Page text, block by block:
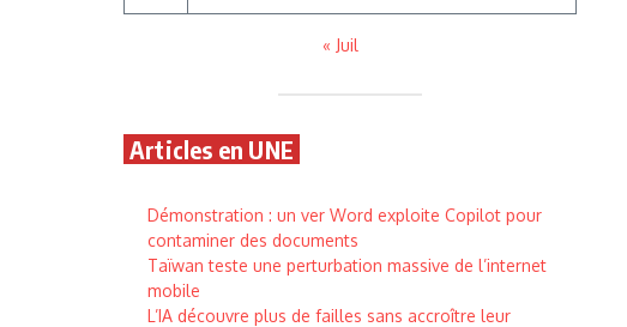
« Juil
Articles en UNE
Démonstration : un ver Word exploite Copilot pour
contaminer des documents
Taïwan teste une perturbation massive de l’internet
mobile
L’IA découvre plus de failles sans accroître leur